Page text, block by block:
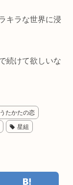
キラな世界に浸
続けて欲しいな
うたかたの恋
星組